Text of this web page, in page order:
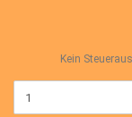
Kein